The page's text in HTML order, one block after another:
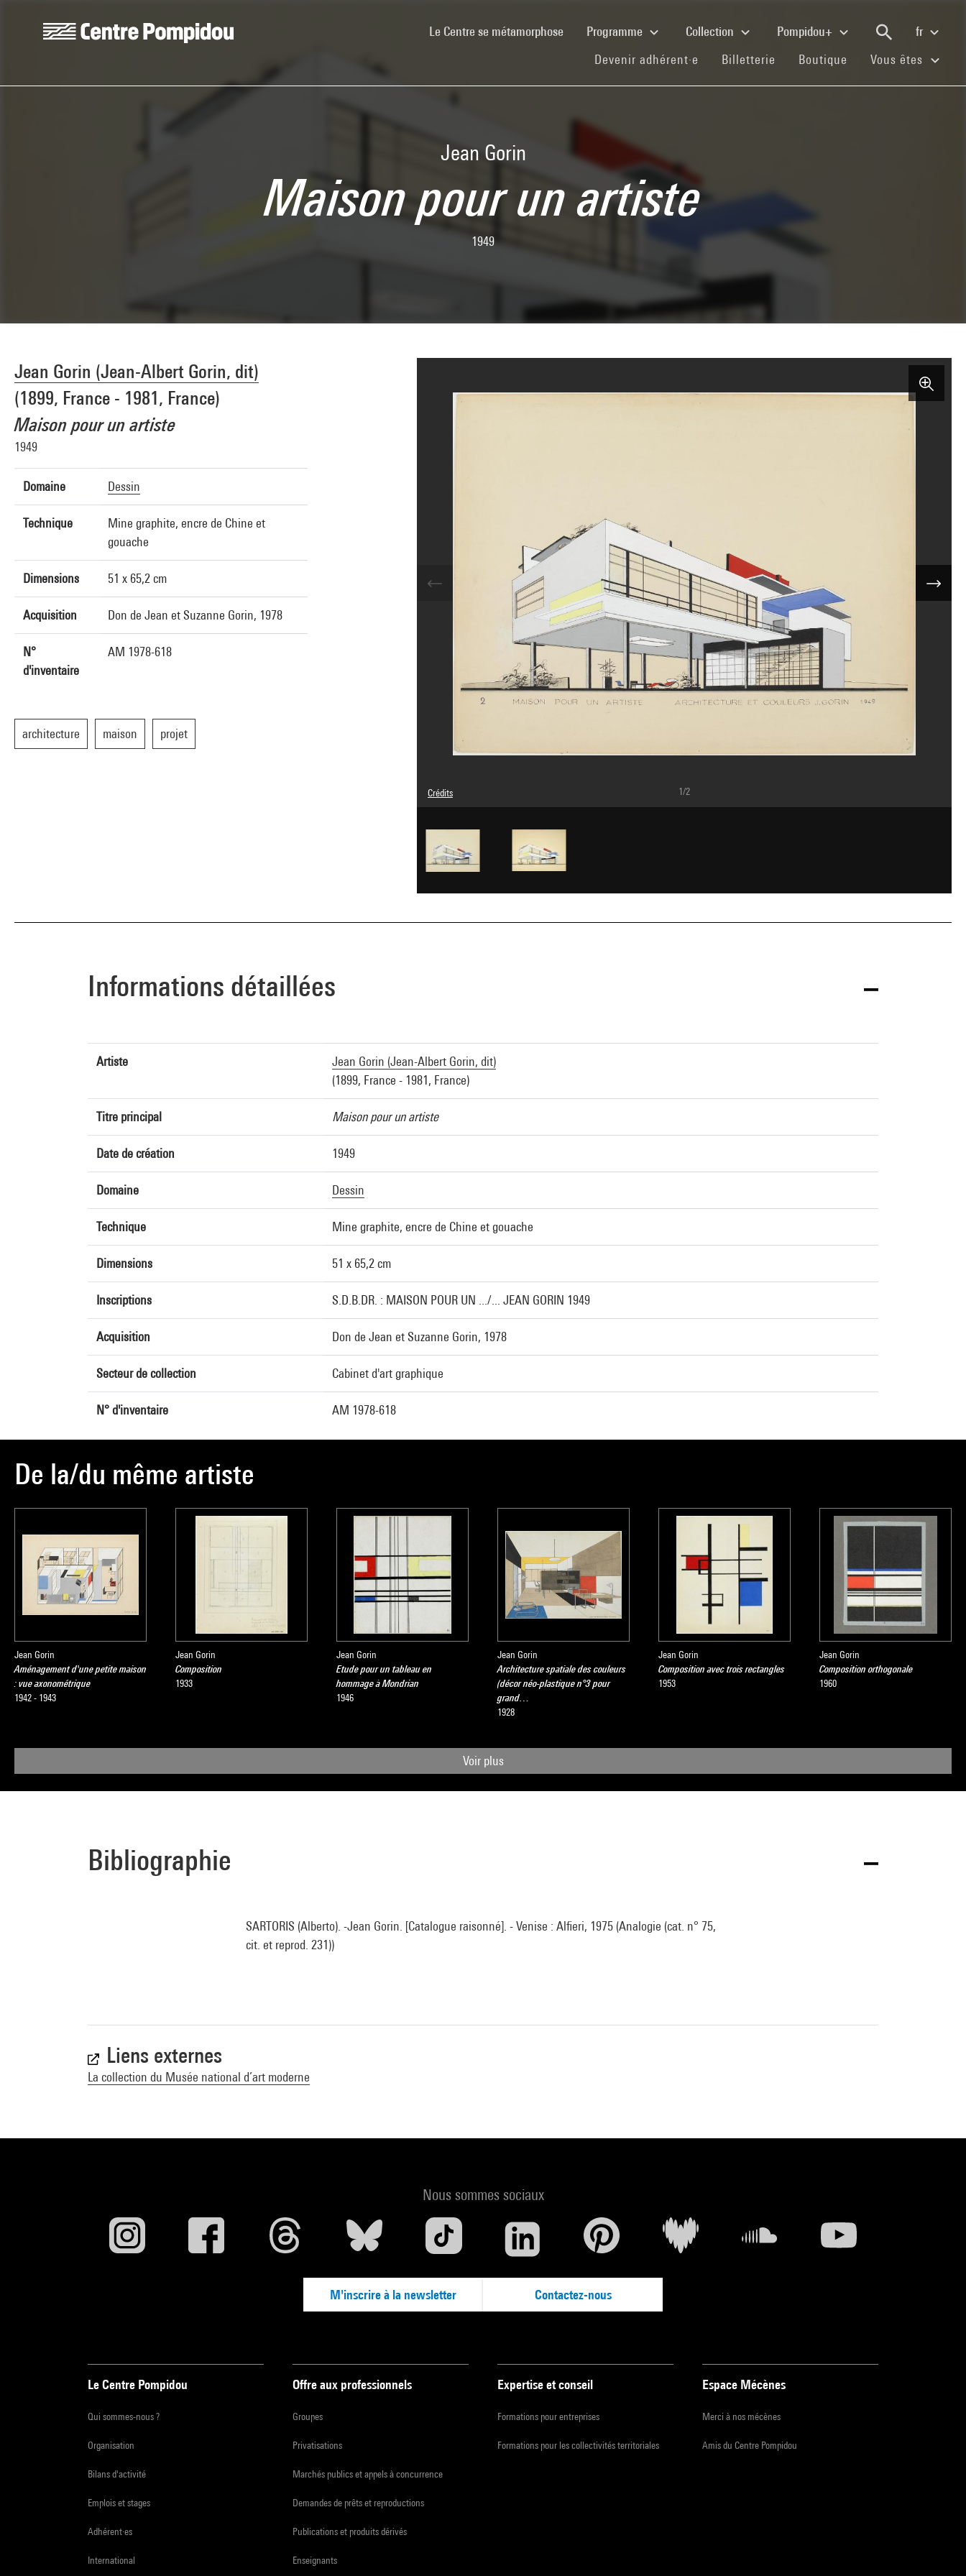
Le Centre se métamorphose(current)Programme Collection Pompidou+
fr
Devenir adhérent·e (current)
Billetterie (current)
Boutique (current)
Vous êtes
Jean Gorin
Maison pour un artiste
1949
Jean Gorin (Jean-Albert Gorin, dit)
(1899, France - 1981, France)
Maison pour un artiste
1949
Domaine Dessin
Technique
Mine graphite, encre de Chine et
gouache
Dimensions 51 x 65,2 cm
Acquisition Don de Jean et Suzanne Gorin, 1978
N°
d'inventaire
AM 1978-618
architecture maison projet
Crédits
© droits réservés
Diffusion image :
GrandPalaisRmnPhoto
1/2
Informations détaillées
Artiste
Jean Gorin (Jean-Albert Gorin, dit)
(1899, France - 1981, France)
Titre principal Maison pour un artiste
Date de création 1949
Domaine Dessin
Technique Mine graphite, encre de Chine et gouache
Dimensions 51 x 65,2 cm
Inscriptions S.D.B.DR. : MAISON POUR UN .../... JEAN GORIN 1949
Acquisition Don de Jean et Suzanne Gorin, 1978
Secteur de collection Cabinet d'art graphique
N° d'inventaire AM 1978-618
De la/du même artiste
Jean Gorin
Aménagement d'une petite maison
: vue axonométrique
1942 - 1943
Jean Gorin
Composition
1933
Jean Gorin
Etude pour un tableau en
hommage à Mondrian
1946
Jean Gorin
Architecture spatiale des couleurs
(décor néo-plastique n°3 pour
grand…
1928
Jean Gorin
Composition avec trois rectangles
1953
Jean Gorin
Composition orthogonale
1960
Voir plus
Bibliographie
SARTORIS (Alberto). -Jean Gorin. [Catalogue raisonné]. - Venise : Alfieri, 1975 (Analogie (cat. n° 75,
cit. et reprod. 231))
Liens externes
La collection du Musée national d’art moderne
Nous sommes sociaux
M'inscrire à la newsletter Contactez-nous
Le Centre Pompidou
Qui sommes-nous ?
Organisation
Bilans d'activité
Emplois et stages
Adhérent·es
International
Offre aux professionnels
Groupes
Privatisations
Marchés publics et appels à concurrence
Demandes de prêts et reproductions
Publications et produits dérivés
Enseignants
Expertise et conseil
Formations pour entreprises
Formations pour les collectivités territoriales
Espace Mécènes
Merci à nos mécènes
Amis du Centre Pompidou